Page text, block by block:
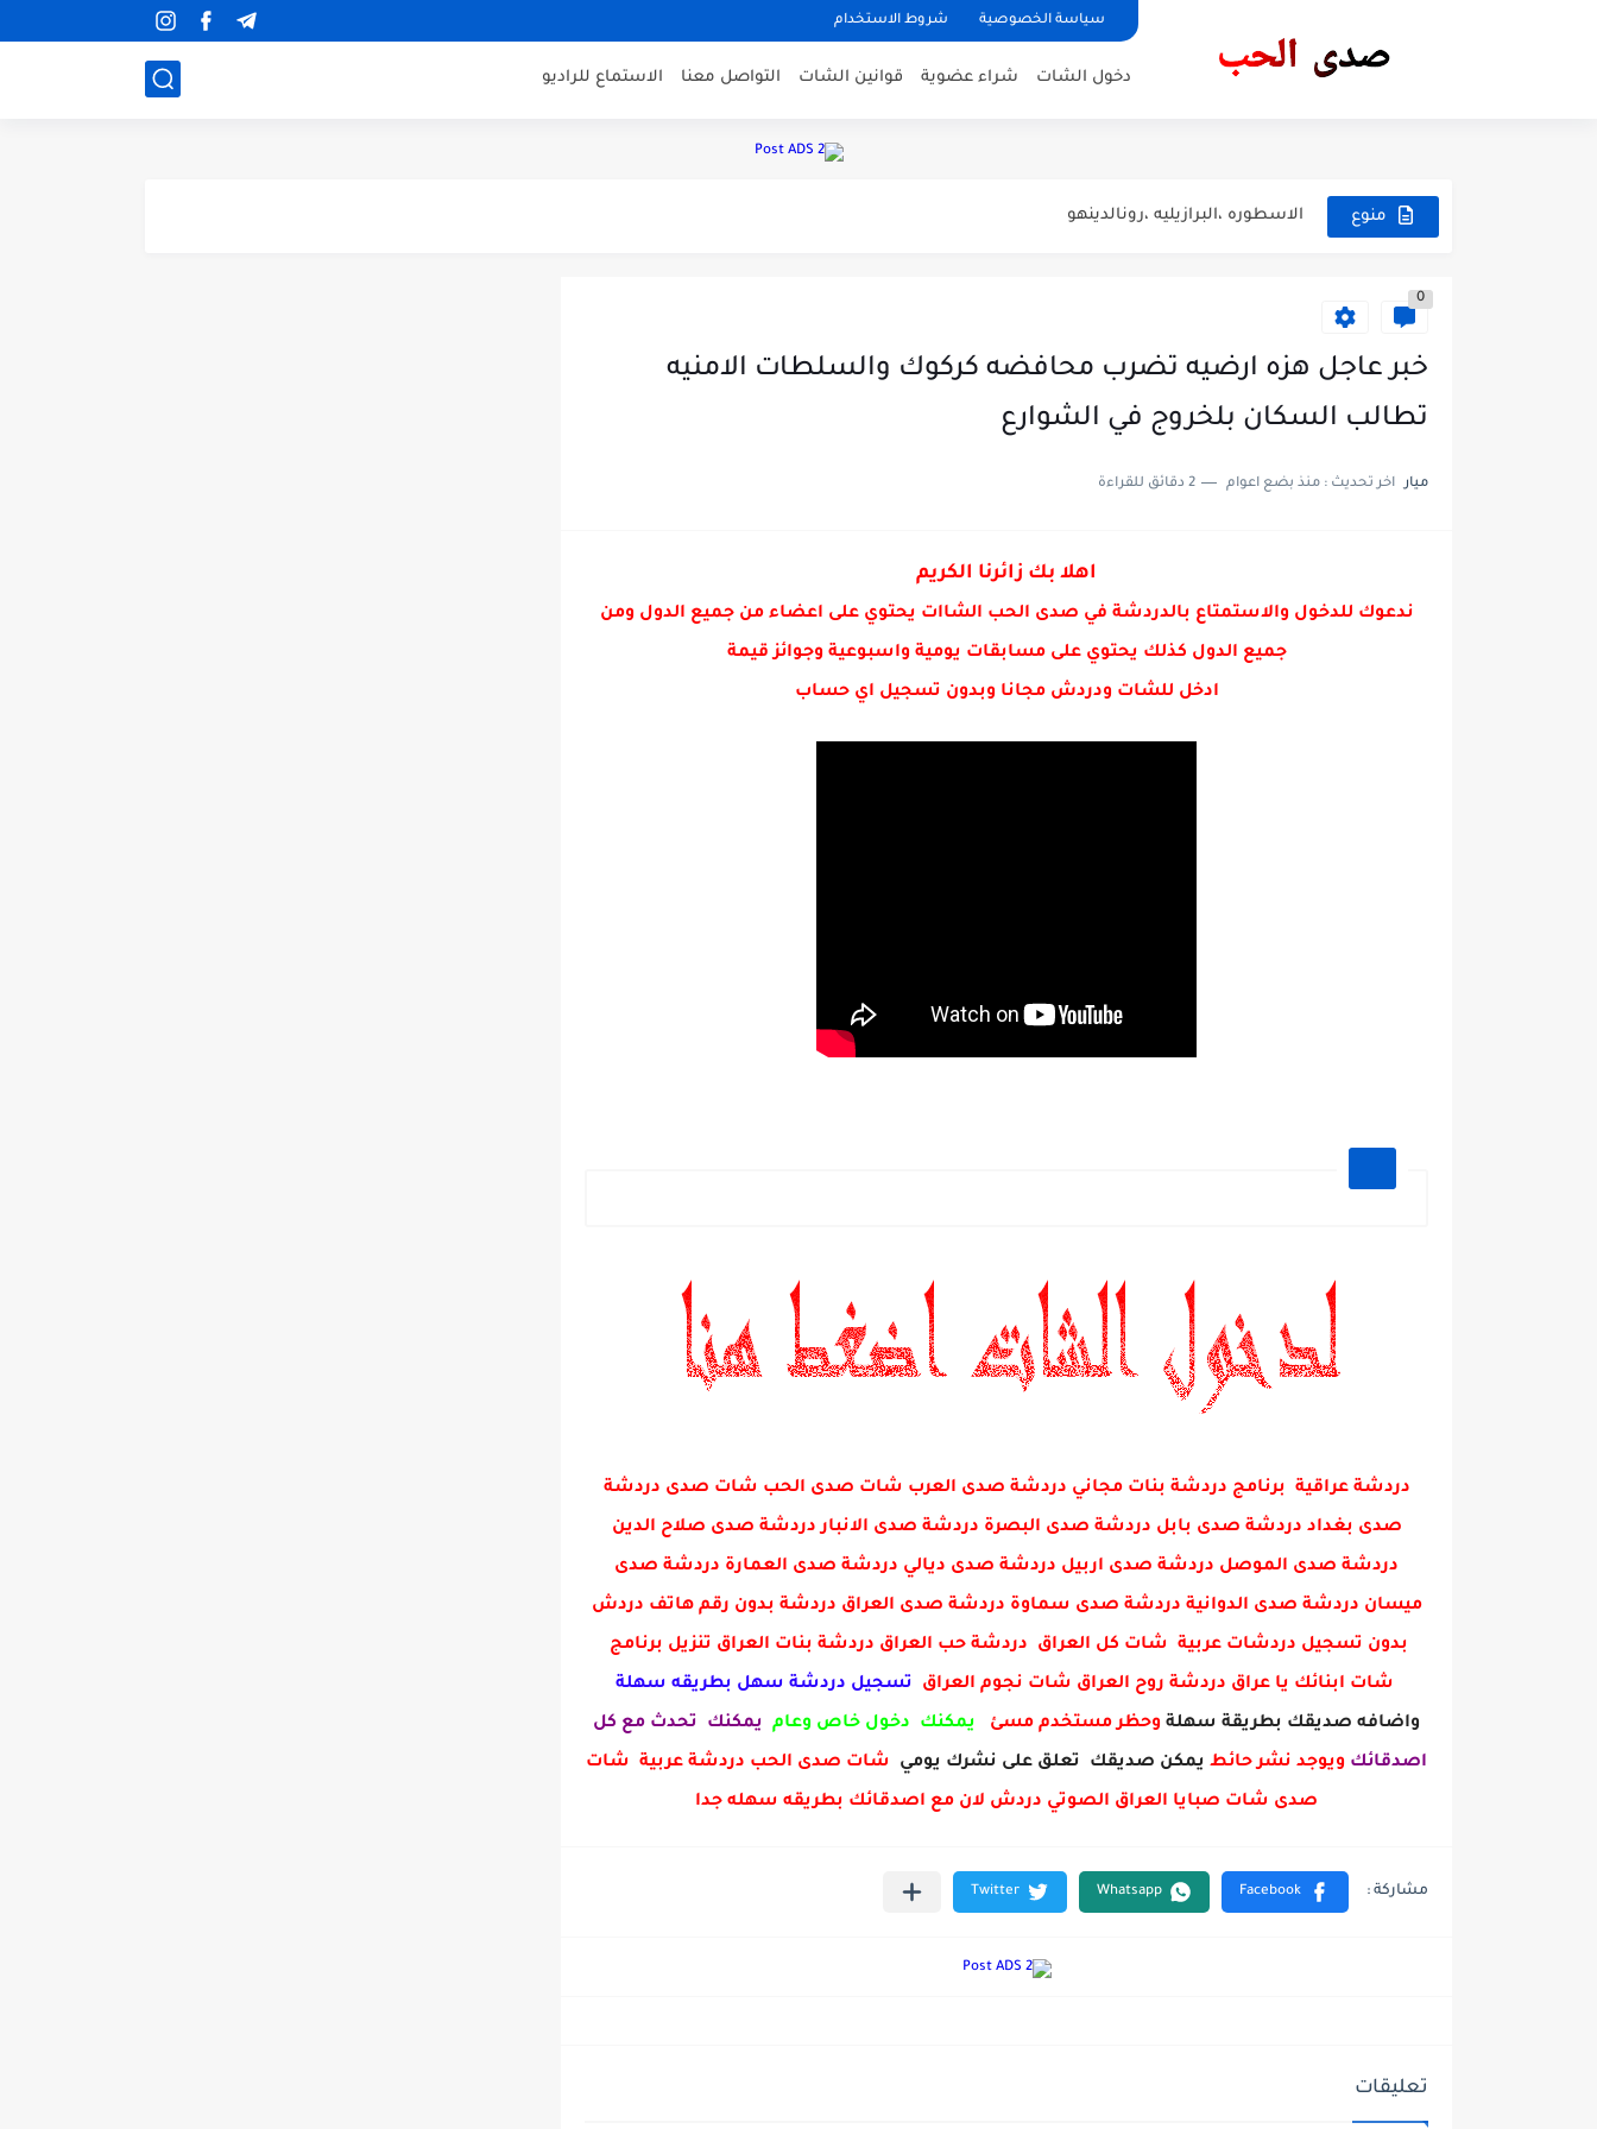
سياسة الخصوصية شروط الاستخدام
دخول الشات شراء عضوية قوانين الشات التواصل معنا الاستماع للراديو
منوع
فوائد المواقع ، الاباحيه
معجزات القران الكريم
تهكير اي شبكة Wi-Fi قريبة منك بسهولة وبدون روت...
ربح أكثر من ألف دولار شهرياً من النسخ واللصق 📃
0
خبر عاجل هزه ارضيه تضرب محافضه كركوك والسلطات الامنيه
تطالب السكان بلخروج في الشوارع
ميار اخر تحديث : منذ بضع اعوام 2 دقائق للقراءة
اهلا بك زائرنا الكريم
ندعوك للدخول والاستمتاع بالدردشة في صدى الحب الشاات يحتوي على اعضاء من جميع الدول ومن
جميع الدول كذلك يحتوي على مسابقات يومية واسبوعية وجوائز قيمة
ادخل للشات ودردش مجانا وبدون تسجيل اي حساب
دردشة عراقية برنامج دردشة بنات مجاني دردشة صدى العرب شات صدى الحب شات صدى دردشة
صدى بغداد دردشة صدى بابل دردشة صدى البصرة دردشة صدى الانبار دردشة صدى صلاح الدين
دردشة صدى الموصل دردشة صدى اربيل دردشة صدى ديالي دردشة صدى العمارة دردشة صدى
ميسان دردشة صدى الدوانية دردشة صدى سماوة دردشة صدى العراق دردشة بدون رقم هاتف دردش
بدون تسجيل دردشات عربية شات كل العراق دردشة حب العراق دردشة بنات العراق تنزيل برنامج
شات ابنائك يا عراق دردشة روح العراق شات نجوم العراق تسجيل دردشة سهل بطريقه سهلة
واضافه صديقك بطريقة سهلة وحظر مستخدم مسئ يمكنك دخول خاص وعام يمكنك تحدث مع كل
اصدقائك ويوجد نشر حائط يمكن صديقك تعلق على نشرك يومي شات صدى الحب دردشة عربية شات
صدى شات صبايا العراق الصوتي دردش لان مع اصدقائك بطريقه سهله جدا
تعليقات